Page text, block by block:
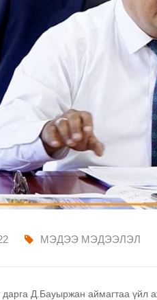
МЭДЭЭ МЭДЭЭЛЭЛ
дарга Д.Бауыржан аймагтаа үйл